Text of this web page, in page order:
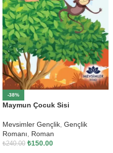
-38%
Maymun Çocuk Sisi
Mevsimler Gençlik Gençlik
Romanı
Roman
₺240.00 ₺150.00